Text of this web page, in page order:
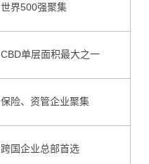
世界500强聚集
CBD单层面积最大之一
保险、资管企业聚集
跨国企业总部首选